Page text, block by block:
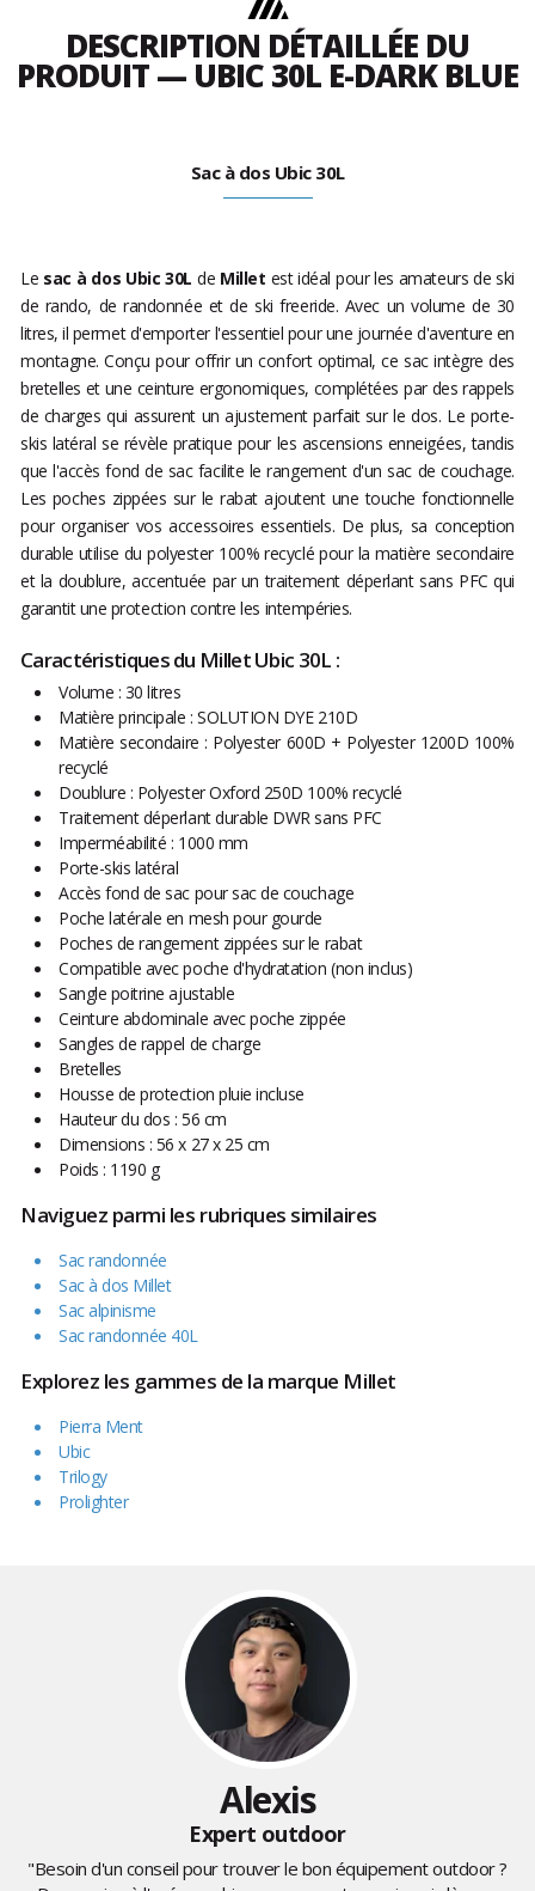
DESCRIPTION DÉTAILLÉE DU
PRODUIT — UBIC 30L E-DARK BLUE
Sac à dos Ubic 30L
Le sac à dos Ubic 30L de Millet est idéal pour les amateurs de ski
de rando, de randonnée et de ski freeride. Avec un volume de 30
litres, il permet d'emporter l'essentiel pour une journée d'aventure en
montagne. Conçu pour offrir un confort optimal, ce sac intègre des
bretelles et une ceinture ergonomiques, complétées par des rappels
de charges qui assurent un ajustement parfait sur le dos. Le porte-
skis latéral se révèle pratique pour les ascensions enneigées, tandis
que l'accès fond de sac facilite le rangement d'un sac de couchage.
Les poches zippées sur le rabat ajoutent une touche fonctionnelle
pour organiser vos accessoires essentiels. De plus, sa conception
durable utilise du polyester 100% recyclé pour la matière secondaire
et la doublure, accentuée par un traitement déperlant sans PFC qui
garantit une protection contre les intempéries.
Caractéristiques du Millet Ubic 30L :
Volume : 30 litres
Matière principale : SOLUTION DYE 210D
Matière secondaire : Polyester 600D + Polyester 1200D 100%
recyclé
Doublure : Polyester Oxford 250D 100% recyclé
Traitement déperlant durable DWR sans PFC
Imperméabilité : 1000 mm
Porte-skis latéral
Accès fond de sac pour sac de couchage
Poche latérale en mesh pour gourde
Poches de rangement zippées sur le rabat
Compatible avec poche d'hydratation (non inclus)
Sangle poitrine ajustable
Ceinture abdominale avec poche zippée
Sangles de rappel de charge
Bretelles
Housse de protection pluie incluse
Hauteur du dos : 56 cm
Dimensions : 56 x 27 x 25 cm
Poids : 1190 g
Naviguez parmi les rubriques similaires
Sac randonnée
Sac à dos Millet
Sac alpinisme
Sac randonnée 40L
Explorez les gammes de la marque Millet
Pierra Ment
Ubic
Trilogy
Prolighter
Alexis
Expert outdoor
"Besoin d'un conseil pour trouver le bon équipement outdoor ?